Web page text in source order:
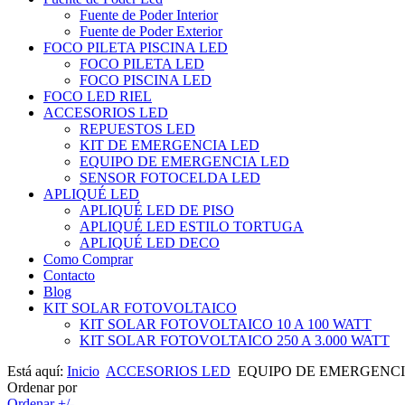
Fuente de Poder Interior
Fuente de Poder Exterior
FOCO PILETA PISCINA LED
FOCO PILETA LED
FOCO PISCINA LED
FOCO LED RIEL
ACCESORIOS LED
REPUESTOS LED
KIT DE EMERGENCIA LED
EQUIPO DE EMERGENCIA LED
SENSOR FOTOCELDA LED
APLIQUÉ LED
APLIQUÉ LED DE PISO
APLIQUÉ LED ESTILO TORTUGA
APLIQUÉ LED DECO
Como Comprar
Contacto
Blog
KIT SOLAR FOTOVOLTAICO
KIT SOLAR FOTOVOLTAICO 10 A 100 WATT
KIT SOLAR FOTOVOLTAICO 250 A 3.000 WATT
Está aquí: Inicio ACCESORIOS LED EQUIPO DE
Ordenar por